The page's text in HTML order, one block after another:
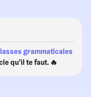
grammaticales
qu’il te faut. 🔥